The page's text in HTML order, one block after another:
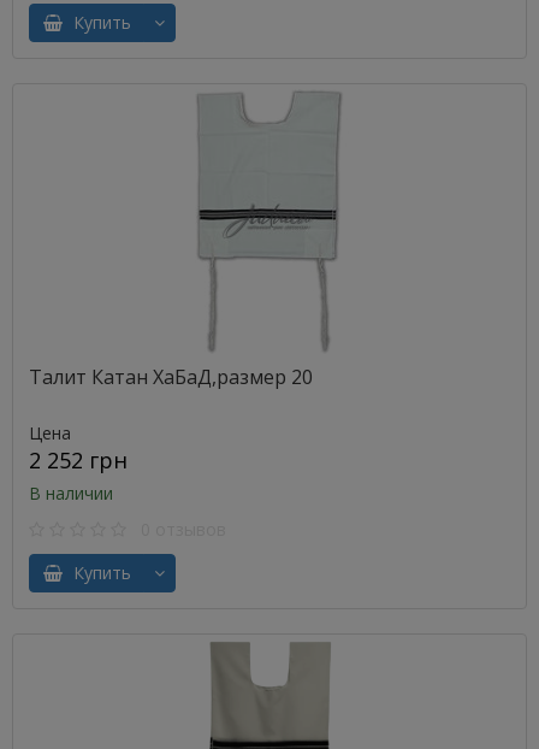
Купить
Талит Катан ХаБаД,размер 20
Цена
2 252 грн
В наличии
Купить